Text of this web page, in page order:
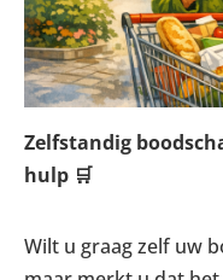
Zelfstandig
hulp 🛒
Wilt u graag zelf uw